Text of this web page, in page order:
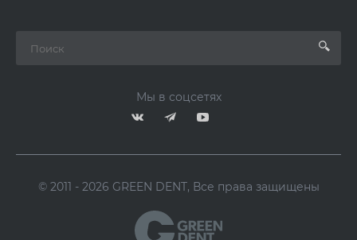
Мы в соцсетях
© 2011 - 2026 GREEN DENT, Все права защищены